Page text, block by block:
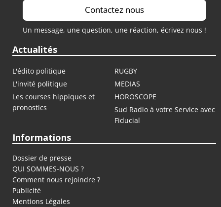
Contactez nous
Un message, une question, une réaction, écrivez nous !
Actualités
L'édito politique
RUGBY
L'invité politique
MEDIAS
Les courses hippiques et
pronostics
HOROSCOPE
Sud Radio à votre Service avec
Fiducial
Informations
Dossier de presse
QUI SOMMES-NOUS ?
Comment nous rejoindre ?
Publicité
Mentions Légales